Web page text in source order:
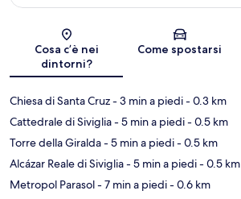
Mappa
Cosa c’è nei
dintorni?
Come spostarsi
Chiesa di Santa Cruz- 3 min a piedi- 0.3 km
Cattedrale di Siviglia- 5 min a piedi- 0.5 km
Torre della Giralda- 5 min a piedi- 0.5 km
Alcázar Reale di Siviglia- 5 min a piedi- 0.5 km
Metropol Parasol- 7 min a piedi- 0.6 km